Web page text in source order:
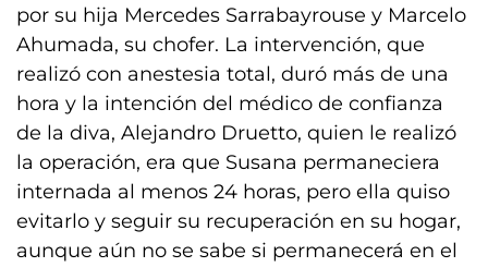
por su hija Mercedes Sarrabayrouse y Marcelo
Ahumada, su chofer. La intervención, que
realizó con anestesia total, duró más de una
hora y la intención del médico de confianza
de la diva, Alejandro Druetto, quien le realizó
la operación, era que Susana permaneciera
internada al menos 24 horas, pero ella quiso
evitarlo y seguir su recuperación en su hogar,
aunque aún no se sabe si permanecerá en el